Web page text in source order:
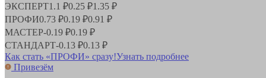
ЭКСПЕРТ1.1 ₽0.25 ₽1.35 ₽
ПРОФИ0.73 ₽0.19 ₽0.91 ₽
МАСТЕР-0.19 ₽0.19 ₽
СТАНДАРТ-0.13 ₽0.13 ₽
Как стать «ПРОФИ» сразу!Узнать подробнее
Привезём